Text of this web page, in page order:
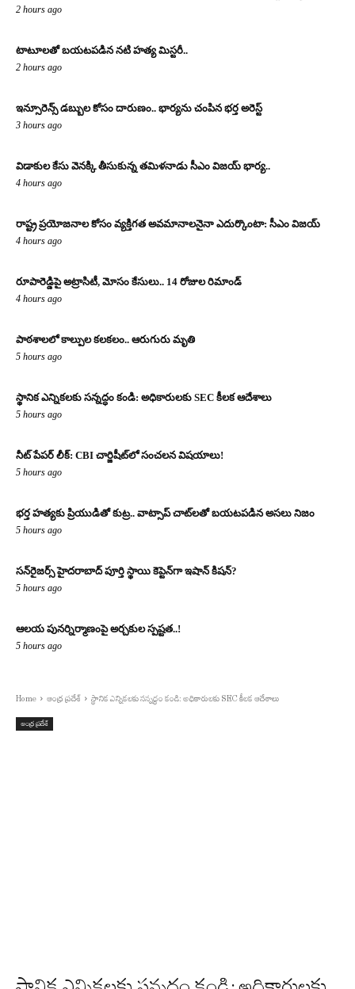
2 hours ago
టాటూలతో బయటపడిన నటి హత్య మిస్టరీ..
2 hours ago
ఇన్సూరెన్స్ డబ్బుల కోసం దారుణం.. భార్యను చంపిన భర్త అరెస్ట్
3 hours ago
విడాకుల కేసు వెనక్కి తీసుకున్న తమిళనాడు సీఎం విజయ్ భార్య..
4 hours ago
రాష్ట్ర ప్రయోజనాల కోసం వ్యక్తిగత అవమానాలనైనా ఎదుర్కొంటా: సీఎం విజయ్
4 hours ago
రూపారెడ్డిపై అట్రాసిటీ, మోసం కేసులు.. 14 రోజుల రిమాండ్
4 hours ago
పాఠశాలలో కాల్పుల కలకలం.. ఆరుగురు మృతి
5 hours ago
స్థానిక ఎన్నికలకు సన్నద్ధం కండి: అధికారులకు SEC కీలక ఆదేశాలు
5 hours ago
నీట్ పేపర్ లీక్: CBI చార్జిషీట్‌లో సంచలన విషయాలు!
5 hours ago
భర్త హత్యకు ప్రియుడితో కుట్ర.. వాట్సాప్ చాట్‌లతో బయటపడిన అసలు నిజం
5 hours ago
సన్‌రైజర్స్ హైదరాబాద్ పూర్తి స్థాయి కెప్టెన్‌గా ఇషాన్ కిషన్?
5 hours ago
ఆలయ పునర్నిర్మాణంపై అర్చకుల స్పష్టత..!
5 hours ago